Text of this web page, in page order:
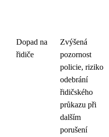
Dopad na
řidiče
Zvýšená
pozornost
policie, riziko
odebrání
řidičského
průkazu při
dalším
porušení